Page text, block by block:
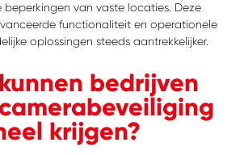
van vaste locaties. Deze
functionaliteit en operationele
oplossingen steeds aantrekkelijker.
bedrijven
krijgen?